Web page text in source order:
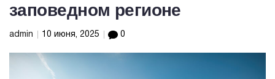
заповедном регионе
admin 10 июня, 2025 0